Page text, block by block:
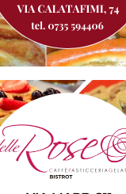
amichevole
paulo fonseca
sambenedettese